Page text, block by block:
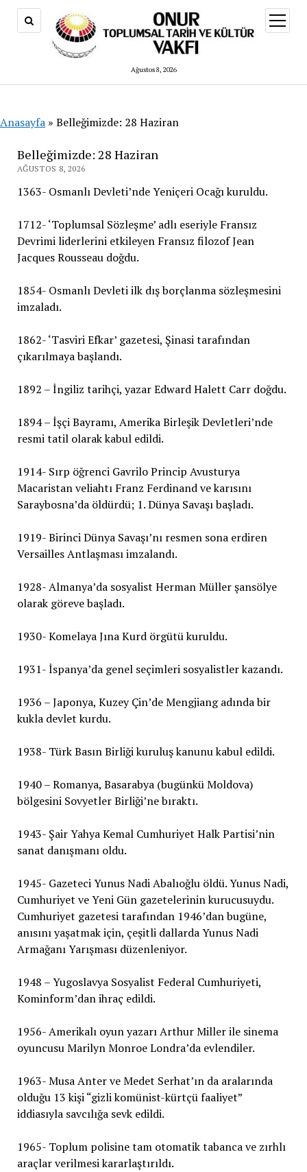
Ağustos 8, 2026
aç
Anasayfa » Belleğimizde: 28 Haziran
Belleğimizde: 28 Haziran
AĞUSTOS 8, 2026
1363- Osmanlı Devleti’nde Yeniçeri Ocağı kuruldu.
1712- ‘Toplumsal Sözleşme’ adlı eseriyle Fransız
Devrimi liderlerini etkileyen Fransız filozof Jean
Jacques Rousseau doğdu.
1854- Osmanlı Devleti ilk dış borçlanma sözleşmesini
imzaladı.
1862- ‘Tasviri Efkar’ gazetesi, Şinasi tarafından
çıkarılmaya başlandı.
1892 – İngiliz tarihçi, yazar Edward Halett Carr doğdu.
1894 – İşçi Bayramı, Amerika Birleşik Devletleri’nde
resmi tatil olarak kabul edildi.
1914- Sırp öğrenci Gavrilo Princip Avusturya
Macaristan veliahtı Franz Ferdinand ve karısını
Saraybosna’da öldürdü; 1. Dünya Savaşı başladı.
1919- Birinci Dünya Savaşı’nı resmen sona erdiren
Versailles Antlaşması imzalandı.
1928- Almanya’da sosyalist Herman Müller şansölye
olarak göreve başladı.
1930- Komelaya Jına Kurd örgütü kuruldu.
1931- İspanya’da genel seçimleri sosyalistler kazandı.
1936 – Japonya, Kuzey Çin’de Mengjiang adında bir
kukla devlet kurdu.
1938- Türk Basın Birliği kuruluş kanunu kabul edildi.
1940 – Romanya, Basarabya (bugünkü Moldova)
bölgesini Sovyetler Birliği’ne bıraktı.
1943- Şair Yahya Kemal Cumhuriyet Halk Partisi’nin
sanat danışmanı oldu.
1945- Gazeteci Yunus Nadi Abalıoğlu öldü. Yunus Nadi,
Cumhuriyet ve Yeni Gün gazetelerinin kurucusuydu.
Cumhuriyet gazetesi tarafından 1946’dan bugüne,
anısını yaşatmak için, çeşitli dallarda Yunus Nadi
Armağanı Yarışması düzenleniyor.
1948 – Yugoslavya Sosyalist Federal Cumhuriyeti,
Kominform’dan ihraç edildi.
1956- Amerikalı oyun yazarı Arthur Miller ile sinema
oyuncusu Marilyn Monroe Londra’da evlendiler.
1963- Musa Anter ve Medet Serhat’ın da aralarında
olduğu 13 kişi “gizli komünist-kürtçü faaliyet”
iddiasıyla savcılığa sevk edildi.
1965- Toplum polisine tam otomatik tabanca ve zırhlı
araçlar verilmesi kararlaştırıldı.